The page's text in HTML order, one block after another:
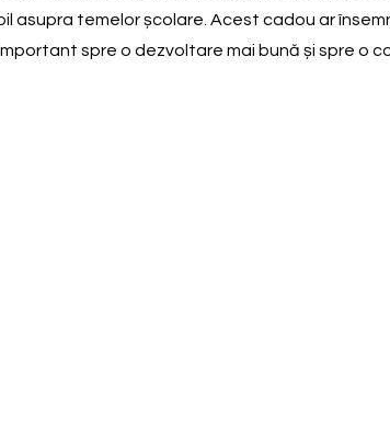
temelor școlare. Acest cadou ar
spre o dezvoltare mai bună și spre o